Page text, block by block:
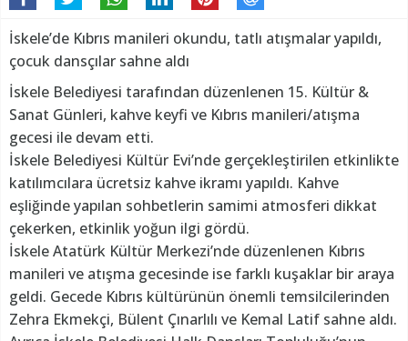
İskele’de Kıbrıs manileri okundu, tatlı atışmalar yapıldı,
çocuk dansçılar sahne aldı
İskele Belediyesi tarafından düzenlenen 15. Kültür &
Sanat Günleri, kahve keyfi ve Kıbrıs manileri/atışma
gecesi ile devam etti.
İskele Belediyesi Kültür Evi’nde gerçekleştirilen etkinlikte
katılımcılara ücretsiz kahve ikramı yapıldı. Kahve
eşliğinde yapılan sohbetlerin samimi atmosferi dikkat
çekerken, etkinlik yoğun ilgi gördü.
İskele Atatürk Kültür Merkezi’nde düzenlenen Kıbrıs
manileri ve atışma gecesinde ise farklı kuşaklar bir araya
geldi. Gecede Kıbrıs kültürünün önemli temsilcilerinden
Zehra Ekmekçi, Bülent Çınarlılı ve Kemal Latif sahne aldı.